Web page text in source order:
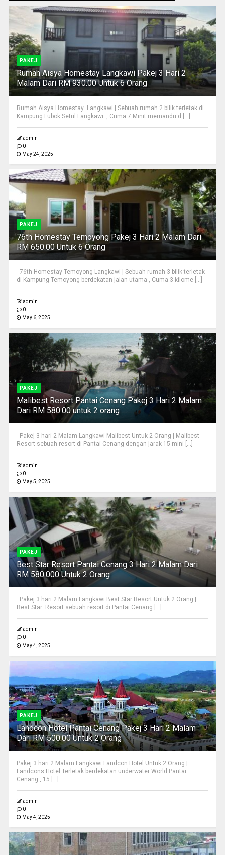
PAKEJ
Rumah Aisya Homestay Langkawi Pakej 3 Hari 2
Malam Dari RM 930.00 Untuk 6 Orang
Rumah Aisya Homestay Langkawi | Sebuah rumah 2 bilik terletak di
Kampung Lubok Setul Langkawi , Cuma 7 Minit memandu d [...]
admin
0
May 24, 2025
PAKEJ
76th Homestay Temoyong Pakej 3 Hari 2 Malam Dari
RM 650.00 Untuk 6 Orang
76th Homestay Temoyong Langkawi | Sebuah rumah 3 bilik terletak
di Kampung Temoyong berdekatan jalan utama , Cuma 3 kilome [...]
admin
0
May 6, 2025
PAKEJ
Malibest Resort Pantai Cenang Pakej 3 Hari 2 Malam
Dari RM 580.00 untuk 2 orang
Pakej 3 hari 2 Malam Langkawi Malibest Untuk 2 Orang | Malibest
Resort sebuah resort di Pantai Cenang dengan jarak 15 mini [...]
admin
0
May 5, 2025
PAKEJ
Best Star Resort Pantai Cenang 3 Hari 2 Malam Dari
RM 580.000 Untuk 2 Orang
Pakej 3 hari 2 Malam Langkawi Best Star Resort Untuk 2 Orang |
Best Star Resort sebuah resort di Pantai Cenang [...]
admin
0
May 4, 2025
PAKEJ
Landcon Hotel Pantai Cenang Pakej 3 Hari 2 Malam
Dari RM 500.00 Untuk 2 Orang
Pakej 3 hari 2 Malam Langkawi Landcon Hotel Untuk 2 Orang |
Landcons Hotel Terletak berdekatan underwater World Pantai
Cenang , 15 [...]
admin
0
May 4, 2025